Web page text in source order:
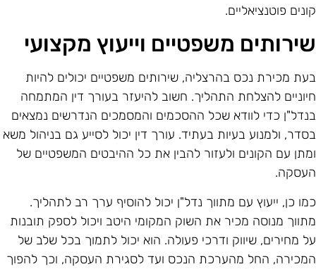
פוטנציאליים.
משפטיים וייעוץ מקצועי
מכירת נכס בהרצליה, שירותים משפטיים יכולים להיות
להצלחת התהליך. חשוב להיעזר בעורך דין המתמחה
כדי לוודא שכל ההסכמים והמסמכים הנדרשים נמצאים
ולמנוע בעיות בעתיד. עורך דין יכול לסייע גם בניהול משא
עם הקונים ולעזור להבין את כל ההיבטים המשפטיים של
כן, ייעוץ עם מתווך נדל"ן יכול להוסיף ערך רב לתהליך.
מנוסה מכיר את השוק המקומי היטב ויכול לספק תובנות
מחירים, שיווק ודרכי פעולה. הוא יכול לתמוך בכל שלב של
החל מהערכת הנכס ועד לסגירת העסקה, וכך להפוך